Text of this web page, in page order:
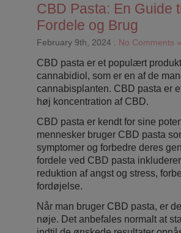
CBD Pasta: En
Fordele og Brug
February 9th, 2024 No Comments »
CBD pasta er et populært
cannabidiol, som er en af de
cannabisplanten. CBD pasta er
høj koncentration af CBD.
CBD pasta er kendt for sine
mennesker bruger CBD pasta
symptomer og forbedre deres
fordele ved CBD pasta
reduktion af angst og stress,
fordøjelse.
Når man bruger CBD pasta, er
nøje. Det anbefales normalt at